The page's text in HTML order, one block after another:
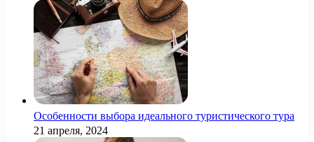
Особенности выбора идеального туристического тура
21 апреля, 2024